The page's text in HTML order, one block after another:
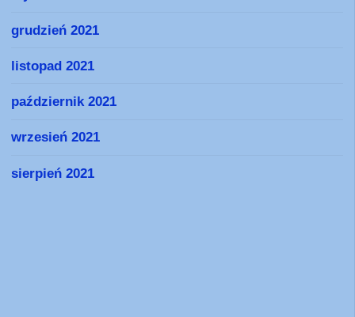
grudzień 2021
listopad 2021
październik 2021
wrzesień 2021
sierpień 2021